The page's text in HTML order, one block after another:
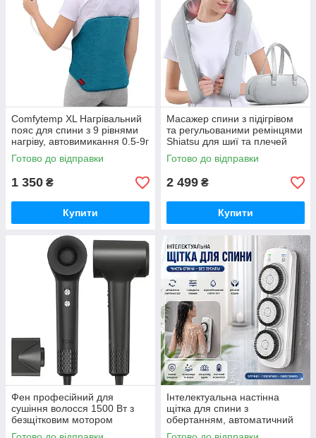
Comfytemp XL Нагрівальний
пояс для спини з 9 рівнями
нагріву, автовимикання 0.5-9г
Готово до відправки
1 350 ₴
Купити
Масажер спини з підігрівом
та регульованими ремінцями
Shiatsu для шиї та плечей
Готово до відправки
2 499 ₴
Купити
Фен професійний для
сушіння волосся 1500 Вт з
безщітковим мотором
Інтелектуальна настінна
щітка для спини з
обертанням, автоматичний
масажер 220V